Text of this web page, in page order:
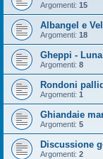
Argomenti: 15
Albangel e
Argomenti: 18
Gheppi -
Argomenti: 8
Rondoni
Argomenti: 1
Ghiandaie
Argomenti: 5
Discussione
Argomenti: 2